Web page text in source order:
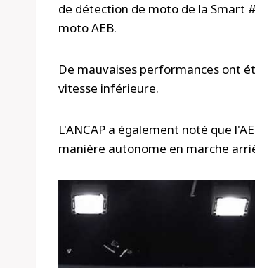
de détection de moto de la Smart
moto AEB.
De mauvaises performances ont
vitesse inférieure.
L'ANCAP a également noté que
manière autonome en marche